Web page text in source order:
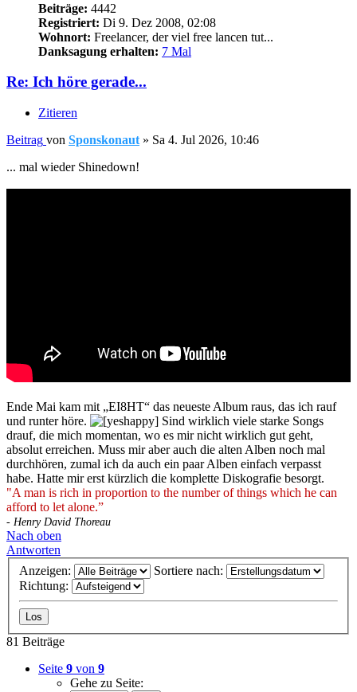
Beiträge: 4442
Registriert: Di 9. Dez 2008, 02:08
Wohnort: Freelancer, der viel free lancen tut...
Danksagung erhalten: 7 Mal
Re: Ich höre gerade...
Zitieren
Beitrag von Sponskonaut » Sa 4. Jul 2026, 10:46
... mal wieder Shinedown!
Ende Mai kam mit „EI8HT“ das neueste Album raus, das ich rauf
und runter höre.
Sind wirklich viele starke Songs
drauf, die mich momentan, wo es mir nicht wirklich gut geht,
absolut erreichen. Muss mir aber auch die alten Alben noch mal
durchhören, zumal ich da auch ein paar Alben einfach verpasst
habe. Hatte mir erst kürzlich die komplette Diskografie besorgt.
"A man is rich in proportion to the number of things which he can
afford to let alone.”
- Henry David Thoreau
Nach oben
Antworten
Anzeigen:
Sortiere nach:
Richtung:
81 Beiträge
Seite 9 von 9
Gehe zu Seite: